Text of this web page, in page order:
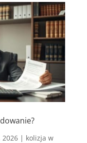
2026| kolizja w